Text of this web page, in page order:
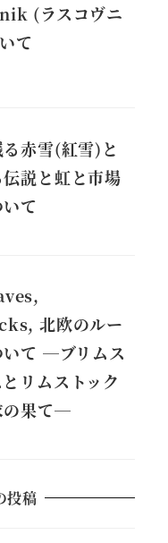
(ラスコヴニ
て
赤雪(紅雪)と
説と虹と市場
て
北欧のルー
いて ―ブリムス
リムストック
の果て―
投稿